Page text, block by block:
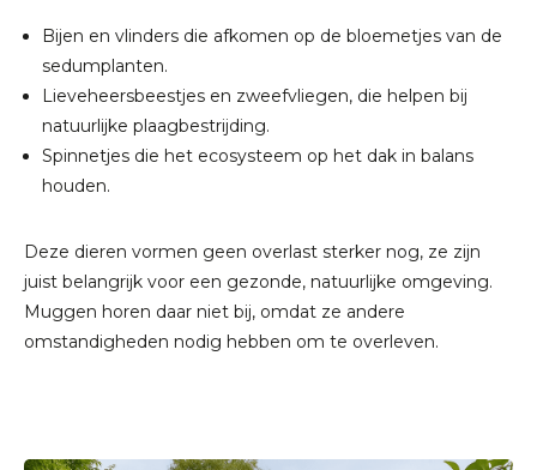
Bijen en vlinders die afkomen op de bloemetjes van de
sedumplanten.
Lieveheersbeestjes en zweefvliegen, die helpen bij
natuurlijke plaagbestrijding.
Spinnetjes die het ecosysteem op het dak in balans
houden.
Deze dieren vormen geen overlast sterker nog, ze zijn
juist belangrijk voor een gezonde, natuurlijke omgeving.
Muggen horen daar niet bij, omdat ze andere
omstandigheden nodig hebben om te overleven.